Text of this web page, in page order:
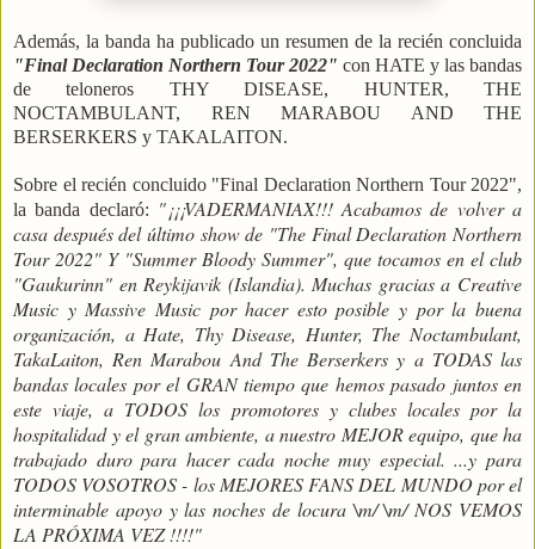
Además, la banda ha publicado un resumen de la recién concluida
"Final Declaration Northern Tour 2022" con HATE y las bandas
de teloneros THY DISEASE, HUNTER, THE
NOCTAMBULANT, REN MARABOU AND THE
BERSERKERS y TAKALAITON.
Sobre el recién concluido "Final Declaration Northern Tour 2022",
la banda declaró: "¡¡¡VADERMANIAX!!! Acabamos de volver a
casa después del último show de "The Final Declaration Northern
Tour 2022" Y "Summer Bloody Summer", que tocamos en el club
"Gaukurinn" en Reykijavik (Islandia). Muchas gracias a Creative
Music y Massive Music por hacer esto posible y por la buena
organización, a Hate, Thy Disease, Hunter, The Noctambulant,
TakaLaiton, Ren Marabou And The Berserkers y a TODAS las
bandas locales por el GRAN tiempo que hemos pasado juntos en
este viaje, a TODOS los promotores y clubes locales por la
hospitalidad y el gran ambiente, a nuestro MEJOR equipo, que ha
trabajado duro para hacer cada noche muy especial. ...y para
TODOS VOSOTROS - los MEJORES FANS DEL MUNDO por el
interminable apoyo y las noches de locura \m/ \m/ NOS VEMOS
LA PRÓXIMA VEZ !!!!"